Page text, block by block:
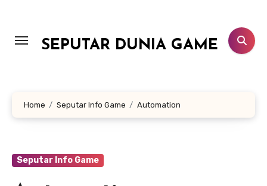
konten
SEPUTAR DUNIA GAME
Home Seputar Info Game Automation
Seputar Info Game